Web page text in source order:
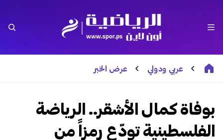
عربي ودولي عرض الخبر
بوفاة كمال الأشقر.. الرياضة
الفلسطينية تودّع رمزاً من